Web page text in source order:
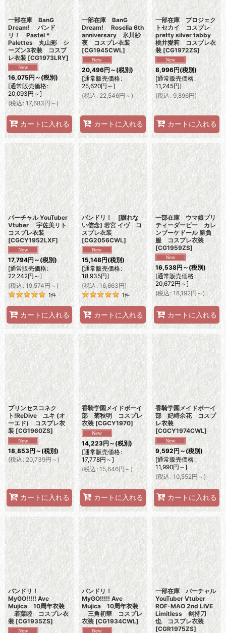
一部在庫 BanG
Dream! バンド
リ！ Pastel＊
Palettes 丸山彩 シ
ーズン3衣装 コスプ
レ衣装 [CG1973LRY]
16,075円～(税別)
[通常販売価格:
20,093円～]
(税込: 17,683円～)
カートに入れる
一部在庫 BanG
Dream! Roselia 6th
anniversary 氷川紗
夜 コスプレ衣装
[CG1945CWL]
20,496円～ (税別)
[通常販売価格:
25,620円～]
(税込: 22,546円～)
カートに入れる
一部在庫 プロジェク
トセカイ コスプレ
pretty silver tabby
桃井愛莉 コスプレ衣
装 [CG1972ZS]
8,996円(税別)
[通常販売価格:
11,245円]
(税込: 9,896円)
カートに入れる
バーチャル YouTuber
Vtuber 宇佐美リト
コスプレ衣装
[CGCY1952LXF]
17,794円～(税別)
[通常販売価格:
22,242円～]
(税込 : 19,574円～)
1件
カートに入れる
バンドリ！ [譲れな
い信念] 若宮 イヴ コ
スプレ衣装
[CG2056CWL]
15,148円(税別)
[通常販売価格:
18,935円]
(税込: 16,663円)
1件
カートに入れる
一部在庫 ウマ娘プリ
ティーダービー カレ
ンブーケドール 勝負
服 コスプレ衣装
[CG1959ZS]
16,538円～ (税別)
[通常販売価格:
20,672円～]
(税込: 18,192円～)
カートに入れる
プリンセスコネク
ト!ReDive ユキ (オ
ーエド) コスプレ衣
装 [CG1960ZS]
18,853円～(税別)
(税込: 20,739円～)
カートに入れる
香騎学園メイドボーイ
部 菊秋明 コスプレ
衣装 [CGCY1970]
14,223円～(税別)
[通常販売価格:
17,778円 ～]
(税込: 15,646円～)
カートに入れる
香騎学園メイドボーイ
部 妃崎余花 コスプ
レ衣装
[CGCY1974CWL]
9,592円～(税別)
[通常販売価格:
11,990円～]
(税込: 10,552円～)
カートに入れる
バンドリ！
MyGO!!!!! Ave
Mujica 10周年衣装
若葉睦 コスプレ衣
装 [CG1935ZS]
バンドリ！
MyGO!!!!! Ave
Mujica 10周年衣装
三角初華 コスプレ
衣装 [CG1934CWL]
一部在庫 バーチャル
YouTuber Vtuber
ROF-MAO 2nd LIVE
Limitless 剣持刀
也 コスプレ衣装
[CGR1975ZS]